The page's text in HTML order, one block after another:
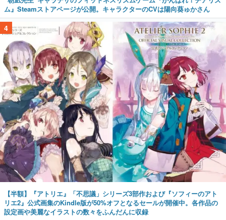
ム』Steamストアページが公開。キャラクターのCVは陽向葵ゅかさん
4
【半額】『アトリエ』「不思議」シリーズ3部作および『ソフィーのアト
リエ2』公式画集のKindle版が50%オフとなるセールが開催中。各作品の
設定画や美麗なイラストの数々をふんだんに収録